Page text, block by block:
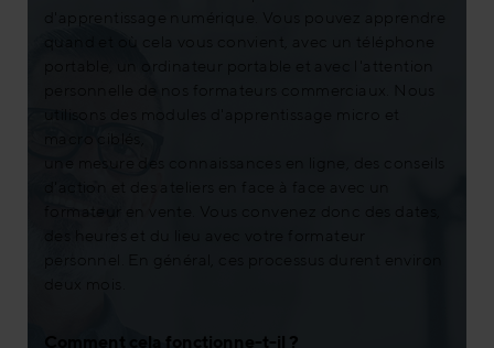
d'apprentissage numérique. Vous pouvez apprendre
quand et où cela vous convient, avec un téléphone
portable, un ordinateur portable et avec l'attention
personnelle de nos formateurs commerciaux. Nous
utilisons des modules d'apprentissage micro et
une mesure des connaissances en ligne, des conseils
d'action et des ateliers en face à face avec un
des heures et du lieu avec votre formateur
deux mois.
Comment cela fonctionne-t-il ?